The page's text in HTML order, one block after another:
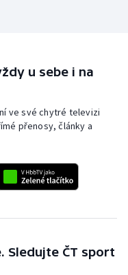
u sebe i na
ve své chytré televizi
přenosy, články a
Sledujte ČT sport